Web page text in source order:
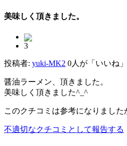
美味しく頂きました。
3
投稿者: yuki-MK2 0人が「いいね
醤油ラーメン、頂きました。
美味しく頂きました^_^
このクチコミは参考になりました
不適切なクチコミとして報告する